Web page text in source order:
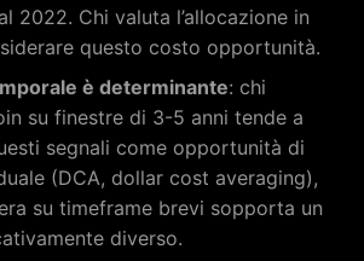
2022. Chi valuta l’allocazione in
questo costo opportunità.
è determinante: chi
su finestre di 3-5 anni tende a
segnali come opportunità di
(DCA, dollar cost averaging),
su timeframe brevi sopporta un
diverso.